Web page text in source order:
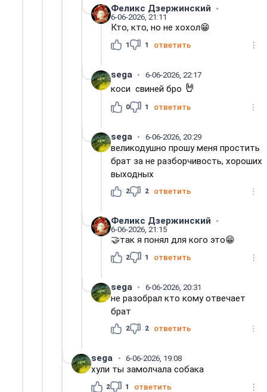
Феликс Дзержинский
6-06-2026, 21:11
Кто, кто, но не хохол😁
1 1 ответить
sega 6-06-2026, 22:17
коси свиней бро 🤘
0 1 ответить
sega 6-06-2026, 20:29
великодушно прошу меня простить
брат за не разборчивость, хороших
выходных
2 2 ответить
Феликс Дзержинский
6-06-2026, 21:15
🤝так я понял для кого это😁
2 1 ответить
sega 6-06-2026, 20:31
не разобрал кто кому отвечает
брат
2 2 ответить
sega 6-06-2026, 19:08
хули ты замолчала собака
2 1 ответить